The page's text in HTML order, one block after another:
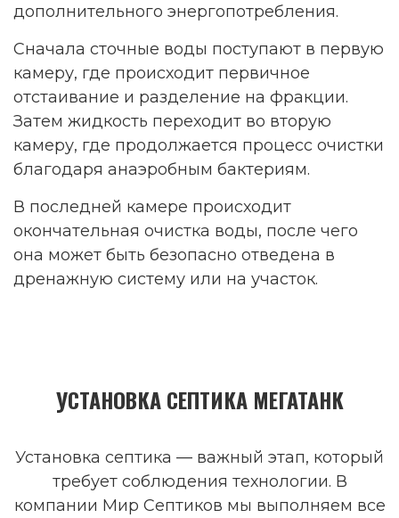
дополнительного энергопотребления.
Сначала сточные воды поступают в первую
камеру, где происходит первичное
отстаивание и разделение на фракции.
Затем жидкость переходит во вторую
камеру, где продолжается процесс очистки
благодаря анаэробным бактериям.
В последней камере происходит
окончательная очистка воды, после чего
она может быть безопасно отведена в
дренажную систему или на участок.
УСТАНОВКА СЕПТИКА МЕГАТАНК
Установка септика — важный этап, который
требует соблюдения технологии. В
компании Мир Септиков мы выполняем все